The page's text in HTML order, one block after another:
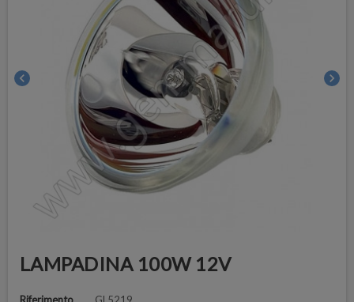
chevron_left chevron_right
LAMPADINA 100W 12V